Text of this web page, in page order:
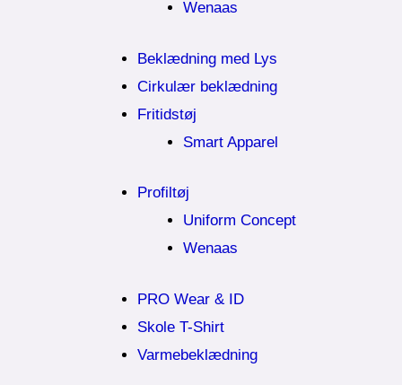
Wenaas
Beklædning med Lys
Cirkulær beklædning
Fritidstøj
Smart Apparel
Profiltøj
Uniform Concept
Wenaas
PRO Wear & ID
Skole T-Shirt
Varmebeklædning